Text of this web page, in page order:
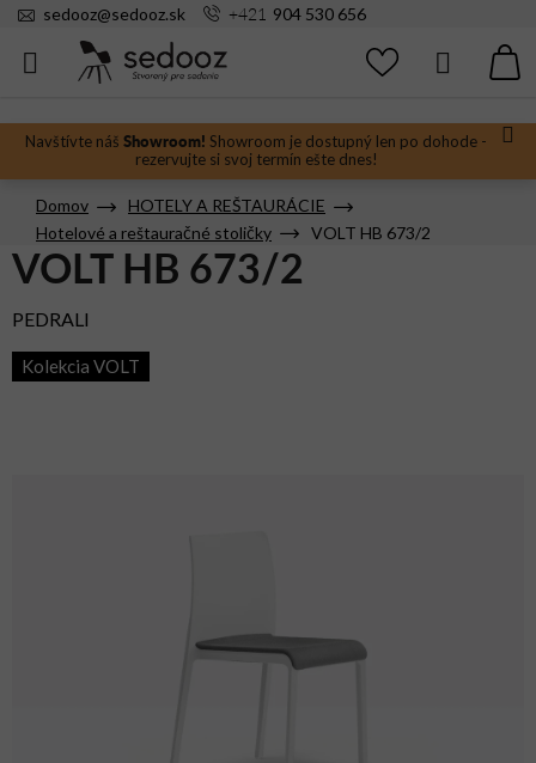
Prejsť
Navštívte náš Showroom! Showroom je dostupný len po dohode -
rezervujte si svoj termín ešte dnes!
sedooz@sedooz.sk +421 904 530 656
Hľadať
Domov
HOTELY A REŠTAURÁCIE
Hotelové a reštauračné stoličky
VOLT HB 673/2
VOLT HB 673/2
PEDRALI
Kolekcia VOLT